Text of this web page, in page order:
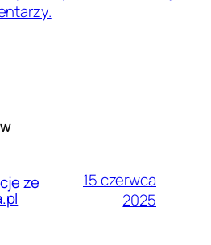
ze
15 czerwca
2025